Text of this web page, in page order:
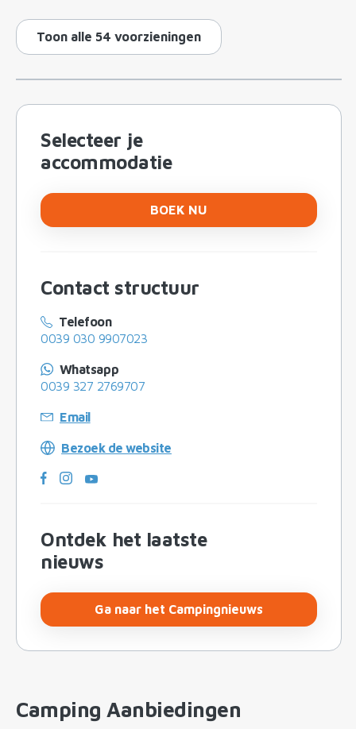
Toon alle 54 voorzieningen
Selecteer je
accommodatie
BOEK NU
Contact structuur
Telefoon
0039 030 9907023
Whatsapp
0039 327 2769707
Email
Bezoek de website
Ontdek het laatste
nieuws
Ga naar het Campingnieuws
Camping Aanbiedingen